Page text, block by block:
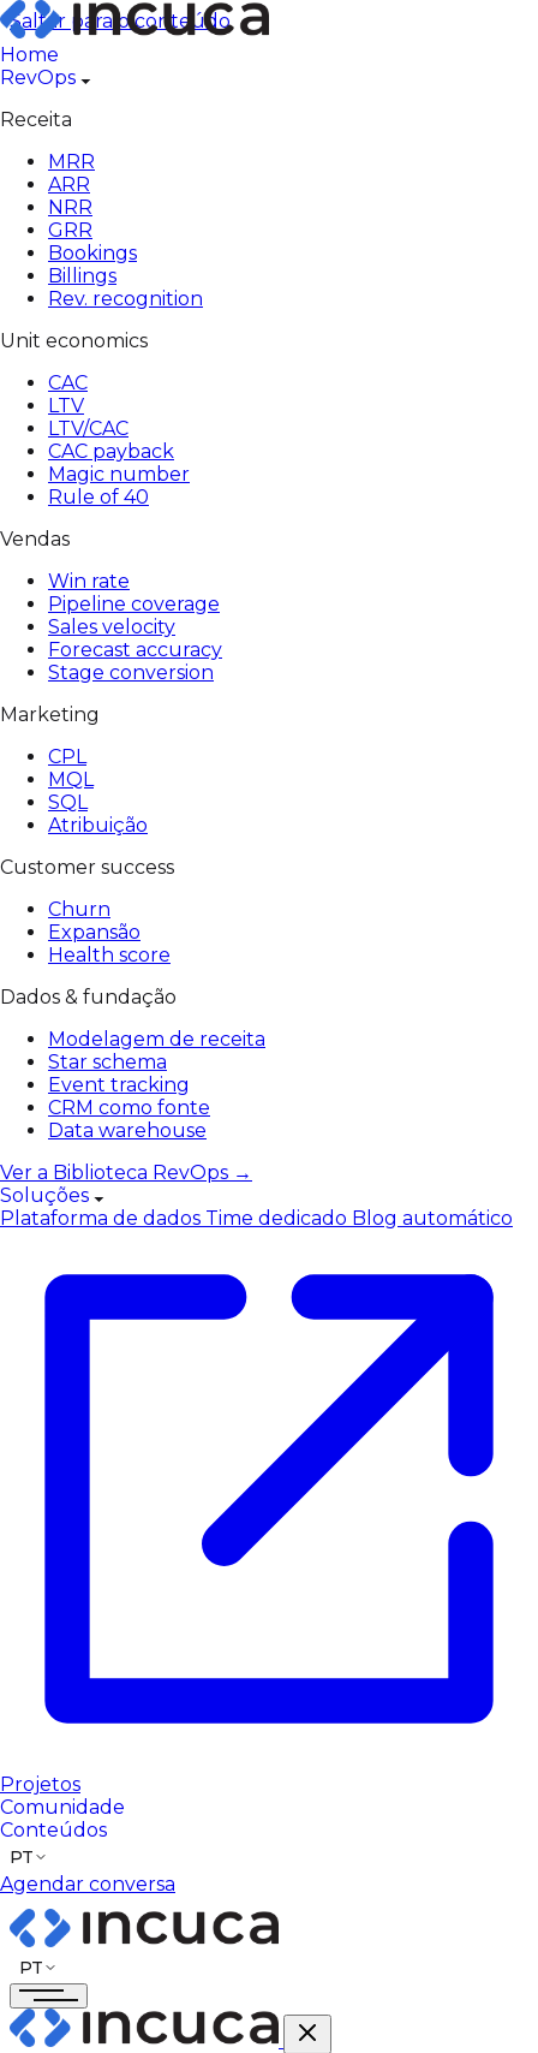
Pular
para
o
conteúdo
Saltar para o conteúdo
Home
RevOps
Receita
MRR
ARR
NRR
GRR
Bookings
Billings
Rev. recognition
Unit economics
CAC
LTV
LTV/CAC
CAC payback
Magic number
Rule of 40
Vendas
Win rate
Pipeline coverage
Sales velocity
Forecast accuracy
Stage conversion
Marketing
CPL
MQL
SQL
Atribuição
Customer success
Churn
Expansão
Health score
Dados & fundação
Modelagem de receita
Star schema
Event tracking
CRM como fonte
Data warehouse
Ver a Biblioteca RevOps →
Soluções
Plataforma de dados Time dedicado Blog automático
Projetos
Comunidade
Conteúdos
PT
Agendar conversa
PT